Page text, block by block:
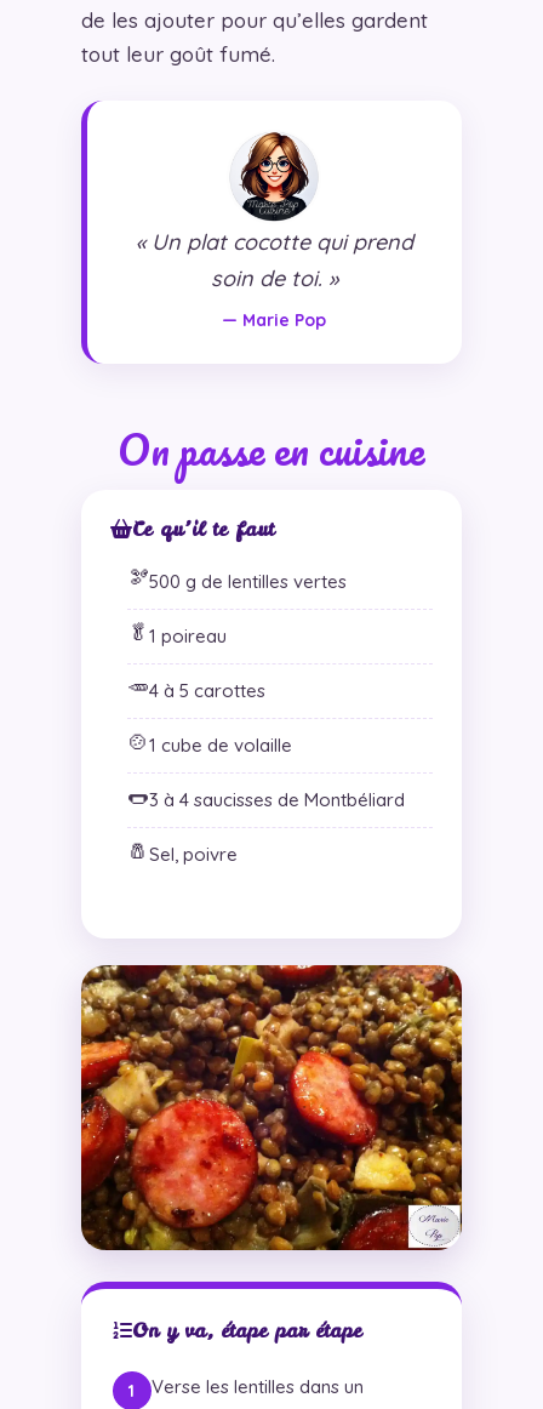
de les ajouter pour qu’elles gardent
tout leur goût fumé.
« Un plat cocotte qui prend
soin de toi. »
— Marie Pop
On passe en cuisine
Ce qu’il te faut
🫘500 g de lentilles vertes
🥬 1 poireau
🥕4 à 5 carottes
🍲1 cube de volaille
🌭3 à 4 saucisses de Montbéliard
🧂 Sel, poivre
On y va, étape par étape
Verse les lentilles dans un